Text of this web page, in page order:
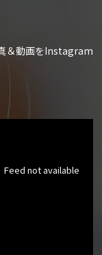
＆動画をInstagram
Feed not available